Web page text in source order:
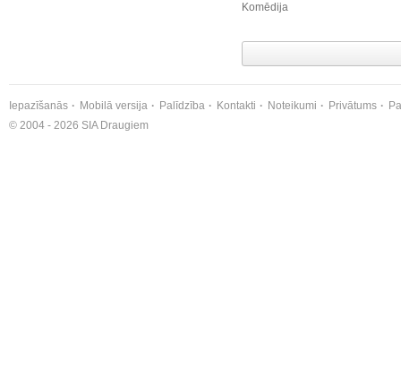
Komēdija
Iepazīšanās Mobilā versija Palīdzība Kontakti Noteikumi Privātums
© 2004 - 2026 SIA Draugiem